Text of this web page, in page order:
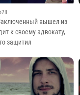
вышел из
к своему адвокату,
защитил